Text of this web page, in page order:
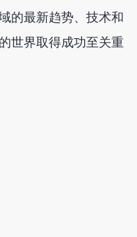
的最新趋势、技术和
世界取得成功至关重